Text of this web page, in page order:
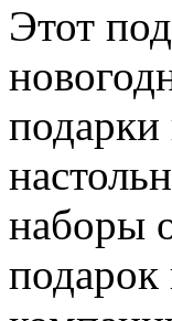
Этот
подарки
наборы
подарок